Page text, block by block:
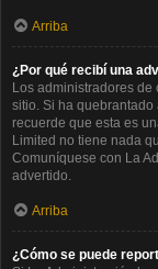
Arriba
¿Por qué recibí una
Los administradores de
sitio. Si ha
recuerde que esta es
Limited no tiene nada
Comuníquese con La
advertido.
Arriba
¿Cómo se puede